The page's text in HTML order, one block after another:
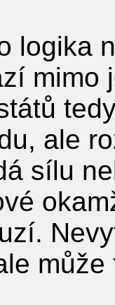
logika
mimo
ale
sílu